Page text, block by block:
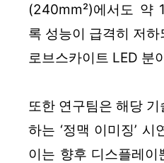
(240mm²)에서도 약
록 성능이 급격히 저
로브스카이트 LED 분
또한 연구팀은 해당
하는 ‘정맥 이미징’
이는 향후 디스플레